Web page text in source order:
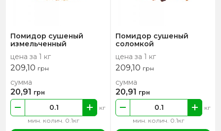
Помидор сушеный
измельченный
цена за 1 кг
209,10 грн
мин. колич. 0.1кг
кг
сумма
20,91 грн
Помидор сушеный
соломкой
цена за 1 кг
209,10 грн
мин. колич. 0.1кг
кг
сумма
20,91 грн